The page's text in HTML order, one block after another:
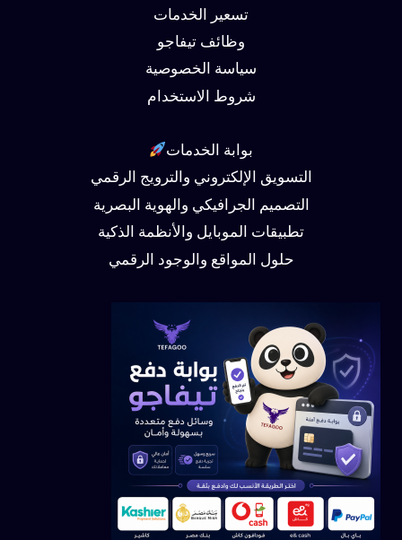
تسعير الخدمات
وظائف تيفاجو
سياسة الخصوصية
شروط الاستخدام
بوابة الخدمات
التسويق الإلكتروني والترويج الرقمي
التصميم الجرافيكي والهوية البصرية
تطبيقات الموبايل والأنظمة الذكية
حلول المواقع والوجود الرقمي